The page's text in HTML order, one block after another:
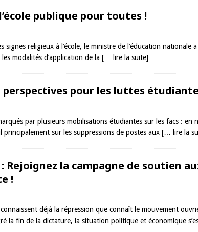
publique pour toutes !
signes religieux à l’école, le ministre de l’éducation nationale
modalités d’application de la [… lire la suite]
perspectives pour les luttes
par plusieurs mobilisations étudiantes sur les facs : en
sur les suppressions de postes aux [… lire la
Rejoignez la campagne de soutien
!
connaissent déjà la répression que connaît le mouvement
la fin de la dictature, la situation politique et économique